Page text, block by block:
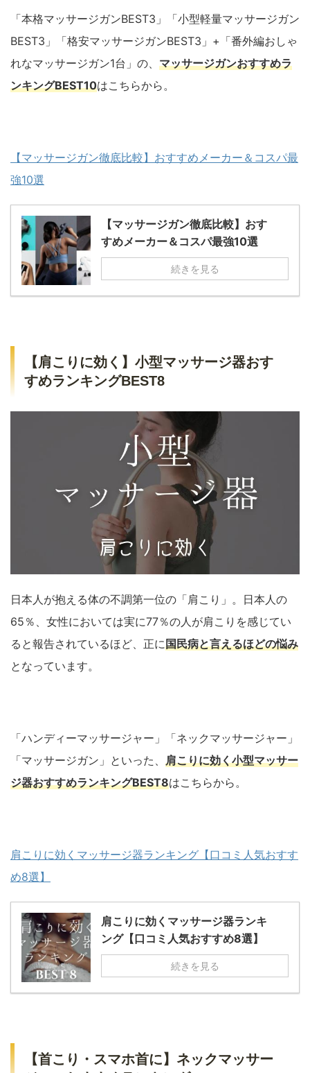
「本格マッサージガンBEST3」「小型軽量マッサージガン
BEST3」「格安マッサージガンBEST3」+「番外編おしゃ
れなマッサージガン1台」の、 マッサージガンおすすめラ
ンキングBEST10はこちらから。
【マッサージガン徹底比較】おすすめメーカー＆コスパ最
強10選
【マッサージガン徹底比較】おす
すめメーカー＆コスパ最強10選
続きを見る
【肩こりに効く】小型マッサージ器おす
すめランキングBEST8
日本人が抱える体の不調第一位の「肩こり」。日本人の
65％、女性においては実に77％の人が肩こりを感じてい
ると報告されているほど、正に国民病と言えるほどの悩み
となっています。
「ハンディーマッサージャー」「ネックマッサージャー」
「マッサージガン」といった、 肩こりに効く小型マッサー
ジ器おすすめランキングBEST8はこちらから。
肩こりに効くマッサージ器ランキング【口コミ人気おすす
め8選】
肩こりに効くマッサージ器ランキ
ング【口コミ人気おすすめ8選】
続きを見る
【首こり・スマホ首に】ネックマッサー